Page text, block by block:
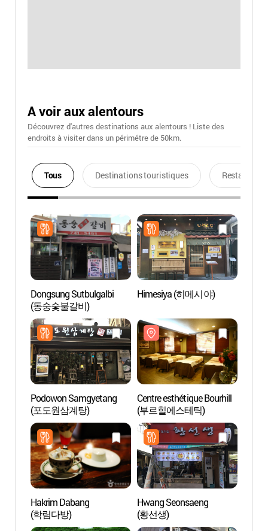
A voir aux alentours
Découvrez d'autres destinations aux alentours ! Liste des
endroits à visiter dans un périmétre de 50km.
Tous Destinations touristiques Restaurants
Dongsung Sutbulgalbi
(동숭숯불갈비)
Himesiya (히메시야)
Podowon Samgyetang
(포도원삼계탕)
Centre esthétique Bourhill
(부르힐에스테틱)
Hakrim Dabang
(학림다방)
Hwang Seonsaeng
(황선생)